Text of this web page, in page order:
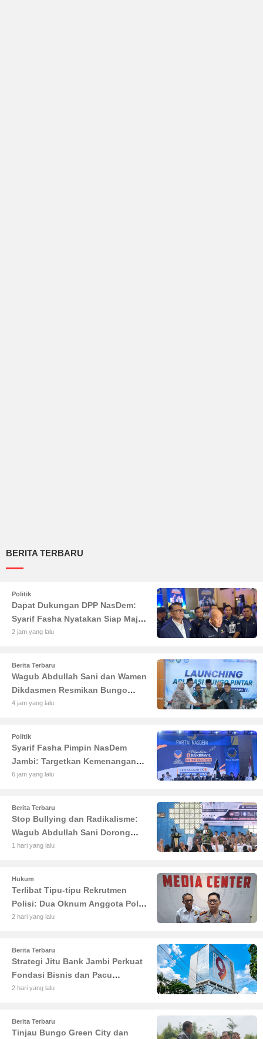
BERITA TERBARU
Politik
Dapat Dukungan DPP NasDem:
Syarif Fasha Nyatakan Siap Maju
di Pilgub Jambi
2 jam yang lalu
Berita Terbaru
Wagub Abdullah Sani dan Wamen
Dikdasmen Resmikan Bungo
Pintar: Dorong Digitalisasi
4 jam yang lalu
Politik
Syarif Fasha Pimpin NasDem
Jambi: Targetkan Kemenangan
Besar di Pemilu 2029
6 jam yang lalu
Berita Terbaru
Stop Bullying dan Radikalisme:
Wagub Abdullah Sani Dorong
Siswa Jadi Garda Terdepan
1 hari yang lalu
Hukum
Terlibat Tipu-tipu Rekrutmen
Polisi: Dua Oknum Anggota Polda
Jambi Diciduk Propam
2 hari yang lalu
Berita Terbaru
Strategi Jitu Bank Jambi Perkuat
Fondasi Bisnis dan Pacu
Pertumbuhan Ekonomi Jambi
2 hari yang lalu
Berita Terbaru
Tinjau Bungo Green City dan